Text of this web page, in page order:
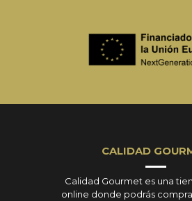
CALIDAD
Calidad Gourmet es una
online donde podrás